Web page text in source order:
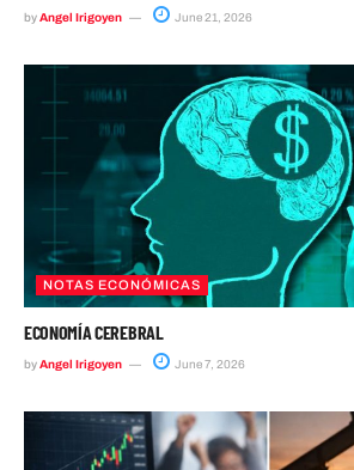
byAngel Irigoyen June 21, 2026
NOTAS ECONÓMICAS
ECONOMÍA CEREBRAL
byAngel Irigoyen June 7, 2026